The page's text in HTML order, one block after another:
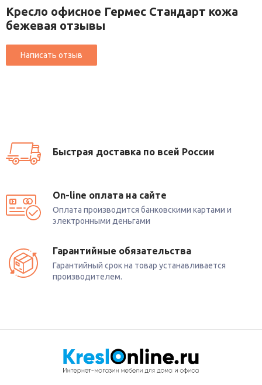
Кресло офисное Гермес Стандарт кожа
бежевая отзывы
Быстрая доставка по всей России
On-line оплата на сайте
Оплата производится банковскими картами и
электронными деньгами
Гарантийные обязательства
Гарантийный срок на товар устанавливается
производителем.